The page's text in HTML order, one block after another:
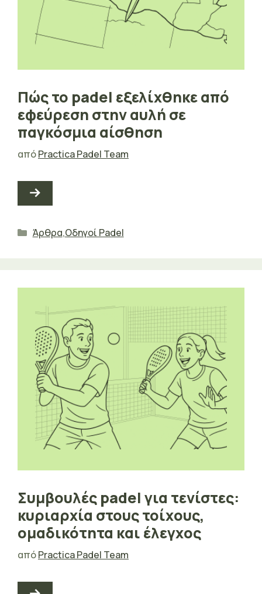
Πώς το padel εξελίχθηκε από
εφεύρεση στην αυλή σε
παγκόσμια αίσθηση
απόPractica Padel Team
Κατηγορίες
Άρθρα,Οδηγοί Padel
Συμβουλές padel για τενίστες:
κυριαρχία στους τοίχους,
ομαδικότητα και έλεγχος
απόPractica Padel Team